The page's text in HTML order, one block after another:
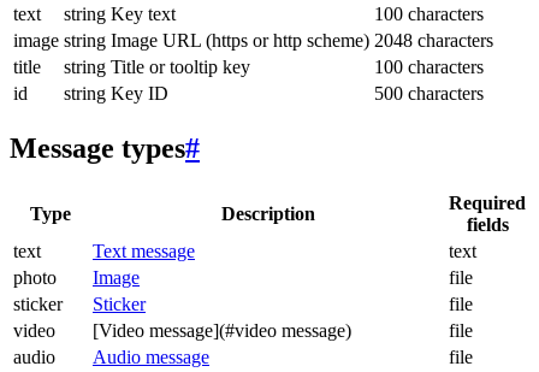
text
string Key text
100 characters
image string Image URL (https or http scheme) 2048 characters
title
string Title or tooltip key
100 characters
id
string Key ID 500 characters
Message types#
Type Description
Required
fields
text
Text message
text
photo
Image
file
sticker
Sticker
file
video
[Video message](#video message)
file
audio
Audio message file